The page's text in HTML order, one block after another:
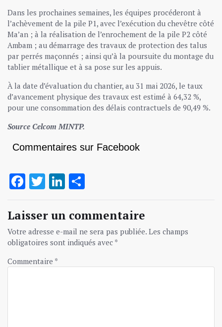
Dans les prochaines semaines, les équipes procéderont à
l’achèvement de la pile P1, avec l’exécution du chevêtre côté
Ma’an ; à la réalisation de l’enrochement de la pile P2 côté
Ambam ; au démarrage des travaux de protection des talus
par perrés maçonnés ; ainsi qu’à la poursuite du montage du
tablier métallique et à sa pose sur les appuis.
À la date d’évaluation du chantier, au 31 mai 2026, le taux
d’avancement physique des travaux est estimé à 64,32 %,
pour une consommation des délais contractuels de 90,49 %.
Source Celcom MINTP.
Commentaires sur Facebook
Facebook
TwitterLinkedIn
Laisser un commentaire
Votre adresse e-mail ne sera pas publiée. Les champs
obligatoires sont indiqués avec *
Commentaire *